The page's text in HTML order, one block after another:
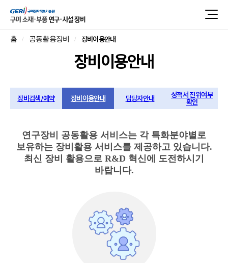
홈 공동활용장비 장비이용안내
장비이용안내
장비검색/예약 장비이용안내 담당자안내 성적서 진위여부
확인
연구장비 공동활용 서비스는 각 특화분야별로
보유하는 장비활용 서비스를 제공하고 있습니다.
최신 장비 활용으로 R&D 혁신에 도전하시기
바랍니다.